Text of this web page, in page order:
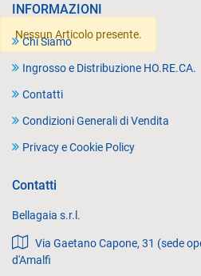
Nessun Articolo presente.
INFORMAZIONI
Chi Siamo
Ingrosso e Distribuzione HO.RE.CA.
Contatti
Condizioni Generali di Vendita
Privacy e Cookie Policy
Contatti
Bellagaia s.r.l.
Via Gaetano Capone, 31 (sede
d'Amalfi